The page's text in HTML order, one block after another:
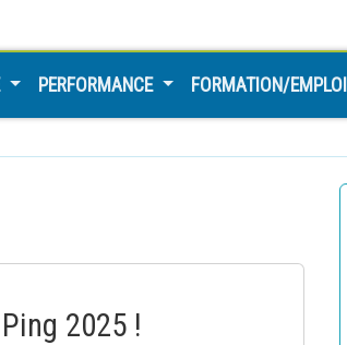
PERFORMANCE FORMATION/EMPLOI
2025 !